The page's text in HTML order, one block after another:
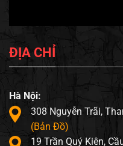
ĐỊA CHỈ
Hà Nội:
308 Nguyễn Trãi,
(Bản Đồ)
19 Trần Quý Kiên,